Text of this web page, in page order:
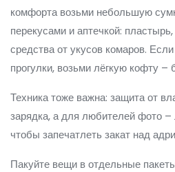
комфорта возьми небольшую
перекусами и аптечкой:
средства от укусов комаров.
прогулки, возьми лёгкую кофту –
Техника тоже важна: защита от
зарядка, а для любителей фото –
чтобы запечатлеть закат над
Пакуйте вещи в отдельные